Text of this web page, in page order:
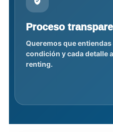
Proceso
Queremos que
condición y cada detalle
renting.